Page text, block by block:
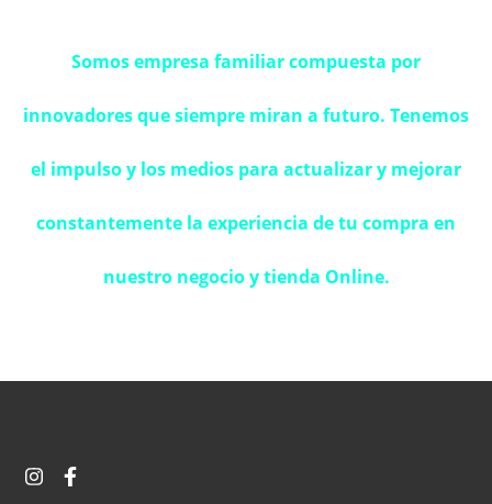
Somos empresa familiar compuesta por
innovadores que siempre miran a futuro. Tenemos
el impulso y los medios para actualizar y mejorar
constantemente la experiencia de tu compra en
nuestro negocio y tienda Online.